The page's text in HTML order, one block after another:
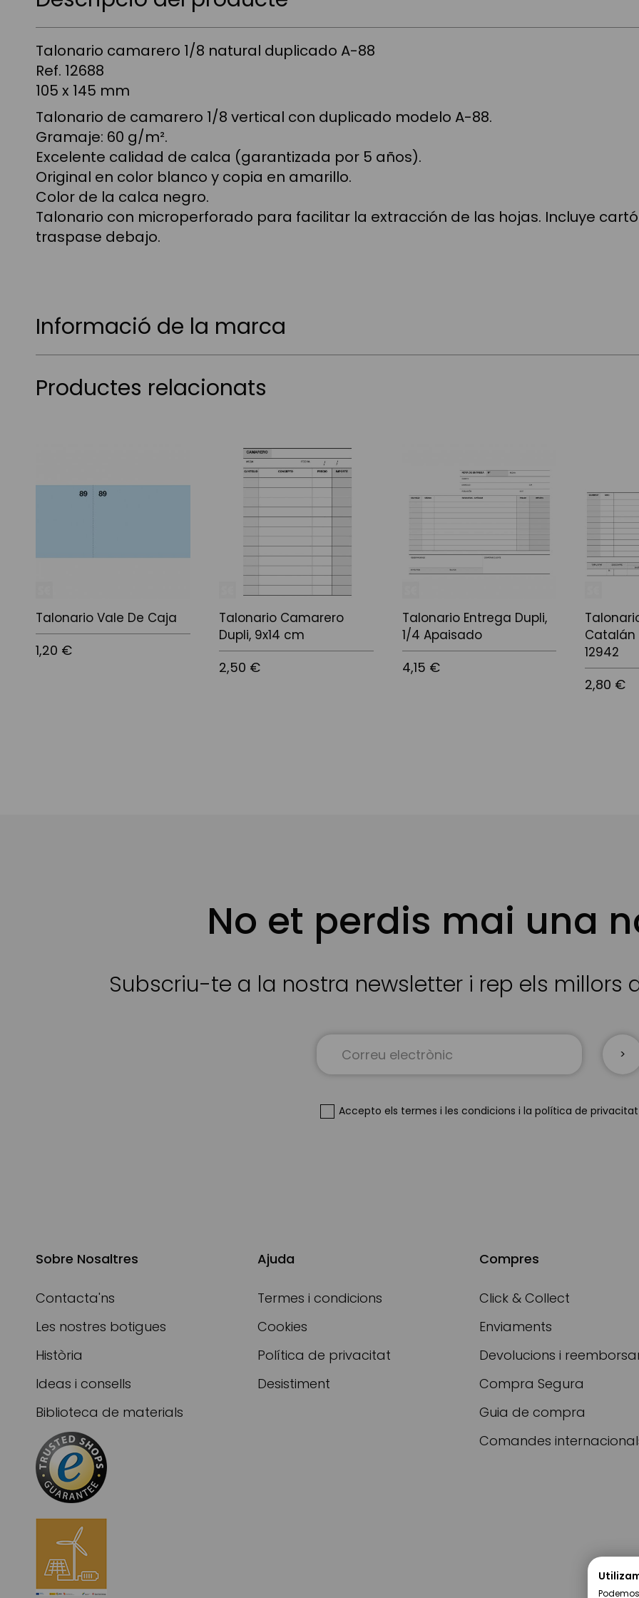
Talonario camarero 1/8 natural duplicado A-88
Ref. 12688
105 x 145 mm
Talonario de camarero 1/8 vertical con duplicado modelo A-88.
Gramaje: 60 g/m².
Excelente calidad de calca (garantizada por 5 años).
Original en color blanco y copia en amarillo.
Color de la calca negro.
Talonario con microperforado para facilitar la extracción de las hojas. Incluye
traspase debajo.
Informació de la marca
Productes relacionats
Talonario Vale De Caja
1,20 €
Talonario Camarero
Dupli, 9x14 cm
2,50 €
Talonario Entrega Dupli,
1/4 Apaisado
4,15 €
Catalán
12942
2,80 €
No et perdis mai una
Subscriu-te a la nostra newsletter i rep els millors
Up
Accepto els termes i les condicions i la política de privacitat
Sobre Nosaltres
Contacta'ns
Les nostres botigues
Història
Ideas i consells
Biblioteca de materials
Ajuda
Termes i condicions
Cookies
Política de privacitat
Desistiment
Compres
Click & Collect
Enviaments
Devolucions i
Compra Segura
Guia de compra
Comandes